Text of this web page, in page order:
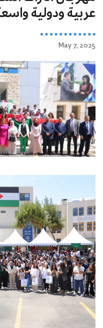
عربية ودولية
May 7, 2025